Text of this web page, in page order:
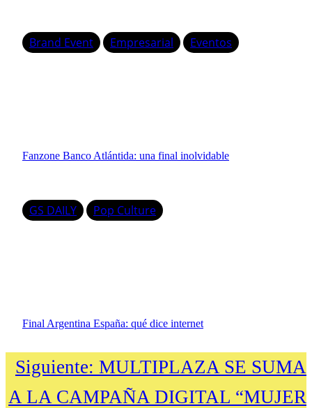
Brand Event Empresarial Eventos
Fanzone Banco Atlántida: una final inolvidable
GS DAILY Pop Culture
Final Argentina España: qué dice internet
Siguiente: MULTIPLAZA SE SUMA
A LA CAMPAÑA DIGITAL “MUJER